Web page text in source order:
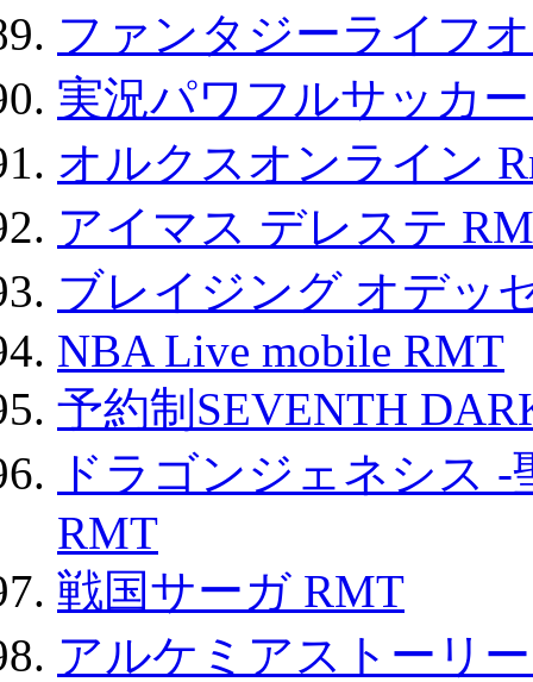
ファンタジーライフ
実況パワフルサッカ
オルクスオンライン
アイマス デレステ
ブレイジング オデッ
NBA Live mobile RMT
予約制SEVENTH
ドラゴンジェネシス
RMT
戦国サーガ RMT
アルケミアストーリ